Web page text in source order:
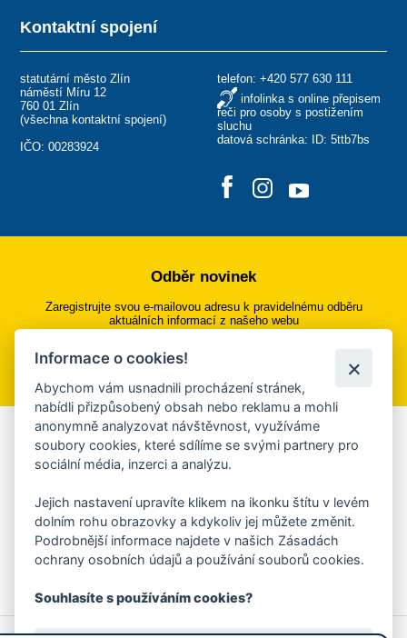
Kontaktní spojení
statutární město Zlín
náměstí Míru 12
760 01 Zlín
(všechna kontaktní spojení)
IČO: 00283924
telefon: +420 577 630 111
infolinka s online přepisem
řeči pro osoby s postižením
sluchu
datová schránka: ID: 5ttb7bs
Odběr novinek
Zaregistrujte svou e-mailovou adresu k pravidelnému odběru
aktuálních informací z našeho webu
Přihlásit se k odběru
Aplikace Mobilní rozhlas
Chcete dostávat do svého mobilu či mailu upozornění na
ankety, pozvánky na kulturní a sportovní akce?
Více informací o aplikaci
© 2026 Magistrát města Zlína Prohlášení o používání cookies
Informace o cookies!
Abychom vám usnadnili procházení stránek,
nabídli přizpůsobený obsah nebo reklamu a mohli
anonymně analyzovat návštěvnost, využíváme
soubory cookies, které sdílíme se svými partnery pro
sociální média, inzerci a analýzu.
Jejich nastavení upravíte klikem na ikonku štítu v levém
dolním rohu obrazovky a kdykoliv jej můžete změnit.
Podrobnější informace najdete v našich Zásadách
ochrany osobních údajů a používání souborů cookies.
Souhlasíte s používáním cookies?